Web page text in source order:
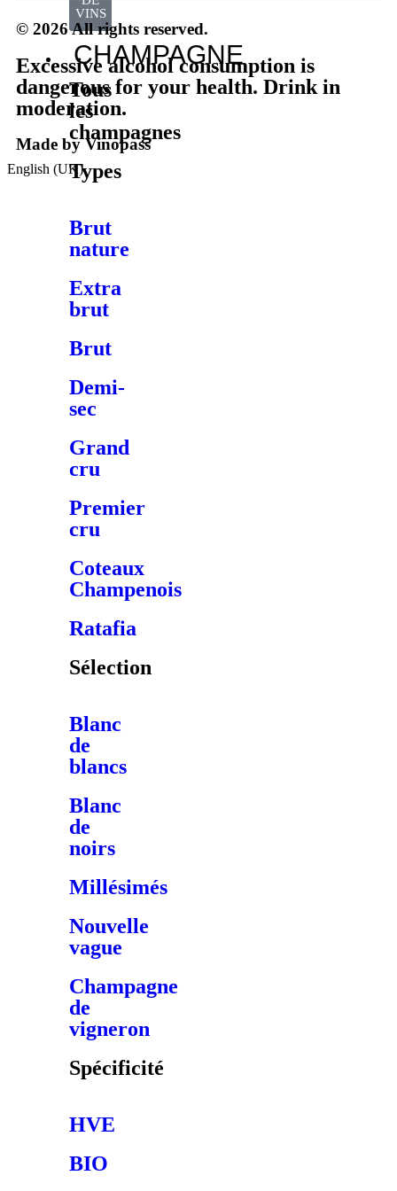
VINS
CHAMPAGNE
Tous
les
champagnes
Types
Brut
nature
Extra
brut
Brut
Demi-
sec
Grand
cru
Premier
cru
Coteaux
Champenois
Ratafia
Sélection
Blanc
de
blancs
Blanc
de
noirs
Millésimés
Nouvelle
vague
Champagne
de
vigneron
Spécificité
HVE
BIO
© 2026 All rights reserved.
Excessive alcohol consumption is
dangerous for your health. Drink in
moderation.
Made by Vinopass
English (UK)